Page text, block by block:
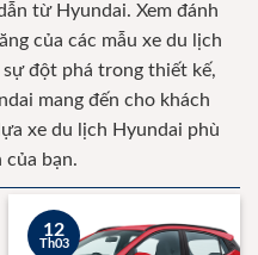
từ Hyundai. Xem đánh
của các mẫu xe du lịch
đột phá trong thiết kế,
mang đến cho khách
xe du lịch Hyundai phù
của bạn.
12
Th03